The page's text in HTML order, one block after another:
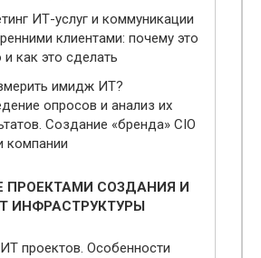
ИТ-услуг и коммуникации
клиентами: почему это
как это сделать
имидж ИТ?
опросов и анализ их
Создание «бренда» CIO
компании
ПРОЕКТАМИ СОЗДАНИЯ И
ИНФРАСТРУКТУРЫ
проектов. Особенности